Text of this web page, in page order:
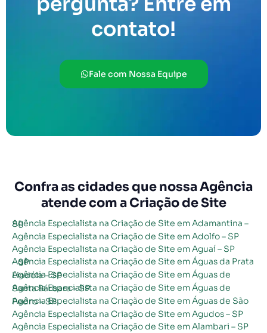
contato!
Fale com Nossa Equipe
Confra as cidades que nossa Agência
atende com a Criação de Site
Agência Especialista na Criação de Site em Adamantina – SP
Agência Especialista na Criação de Site em Adolfo – SP
Agência Especialista na Criação de Site em Aguaí – SP
Agência Especialista na Criação de Site em Águas da Prata – SP
Agência Especialista na Criação de Site em Águas de Lindóia – SP
Agência Especialista na Criação de Site em Águas de Santa Bárbara – SP
Agência Especialista na Criação de Site em Águas de São Pedro – SP
Agência Especialista na Criação de Site em Agudos – SP
Agência Especialista na Criação de Site em Alambari – SP